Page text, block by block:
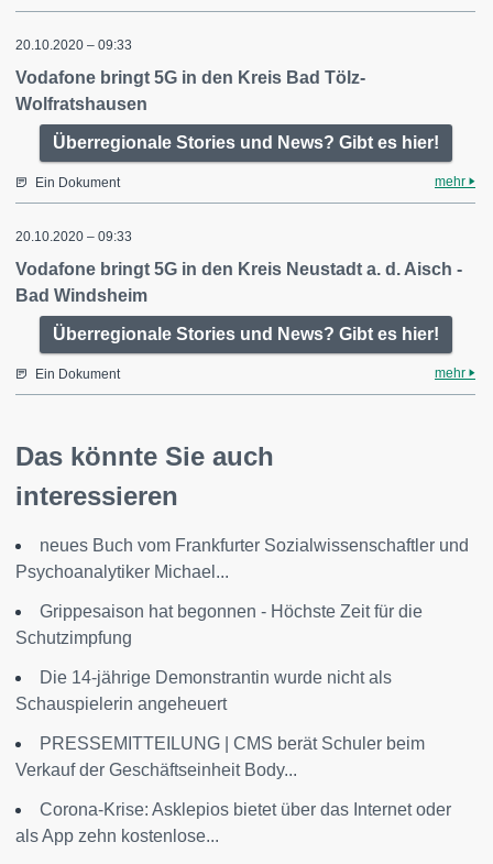
20.10.2020 – 09:33
Vodafone bringt 5G in den Kreis Bad Tölz-
Wolfratshausen
Überregionale Stories und News? Gibt es hier!
Ein Dokument mehr
20.10.2020 – 09:33
Vodafone bringt 5G in den Kreis Neustadt a. d. Aisch -
Bad Windsheim
Überregionale Stories und News? Gibt es hier!
Ein Dokument mehr
Das könnte Sie auch
interessieren
neues Buch vom Frankfurter Sozialwissenschaftler und
Psychoanalytiker Michael...
Grippesaison hat begonnen - Höchste Zeit für die
Schutzimpfung
Die 14-jährige Demonstrantin wurde nicht als
Schauspielerin angeheuert
PRESSEMITTEILUNG | CMS berät Schuler beim
Verkauf der Geschäftseinheit Body...
Corona-Krise: Asklepios bietet über das Internet oder
als App zehn kostenlose...